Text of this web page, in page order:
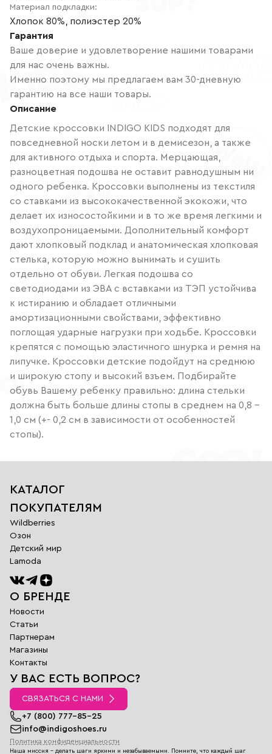
Материал подкладки:
Хлопок 80%, полиэстер 20%
Гарантия
Ваше доверие и удовлетворение нашими товарами
для нас очень важны.
Именно поэтому мы предлагаем вам 30-дневную
гарантию на все наши товары.
Описание
Детские кроссовки INDIGO KIDS подходят для
повседневной носки летом и в демисезон, а также
для активного отдыха и спорта. Мерцающая,
разноцветная подошва не оставит равнодушным ни
одного ребенка. Кроссовки выполнены из текстиля
со ставками из высококачественной экокожи, что
делает их износостойкими и в то же время легкими и
воздухопроницаемыми. Дополнительный комфорт
дают хлопковый подклад и анатомическая хлопковая
стелька, которую можно вынимать и сушить
отдельно от обуви. Легкая подошва со
светодиодами из ЭВА с вставками из ТЭП устойчива
к истиранию и обладает отличными
амортизационными свойствами, эффективно
поглощая ударные нагрузки при ходьбе. Кроссовки
крепятся с помощью эластичного шнурка и ремня на
липучке. Кроссовки детские подойдут на среднюю
и широкую стопу и высокий взъем. Подбирайте
обувь Вашему ребенку правильно: длина стельки
должна быть больше длины стопы в среднем на 0,8 –
1,0 см (+- 0,2 см в зависимости от особенностей
стопы).
КАТАЛОГ
ПОКУПАТЕЛЯМ
Wildberries
Озон
Детский мир
Lamoda
О БРЕНДЕ
Новости
Статьи
Партнерам
Магазины
Контакты
У ВАС ЕСТЬ ВОПРОС?
СВЯЗАТЬСЯ С НАМИ
+7 (800) 777-85-25
info@indigoshoes.ru
Политика конфиденциальности
Наша миссия - делать шаги яркими и незабываемыми. Помните, что каждый шаг
Обратная
связь
Заполните поля
перезвонит вам в
ближайшее время
Имя